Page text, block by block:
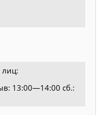
13:00—14:00 сб.: